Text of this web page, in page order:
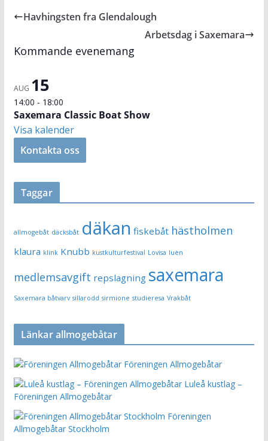
b
o
e
g
l y
n
Havhingsten fra Glendalough
Arbetsdag i Saxemara
Kommande evenemang
AUG 15
14:00 - 18:00
Saxemara Classic Boat Show
Visa kalender
Kontakta oss
Taggar
allmogebåt däcksbåt däkan fiskebåt hästholmen
klaura klink Knubb kustkulturfestival Lovisa luen
medlemsavgift repslagning saxemara
Saxemara båtvarv sillarodd sirmione studieresa Vrakbåt
Länkar allmogebåtar
Föreningen Allmogebåtar
Luleå kustlag –
Föreningen Allmogebåtar
Föreningen
Allmogebåtar Stockholm